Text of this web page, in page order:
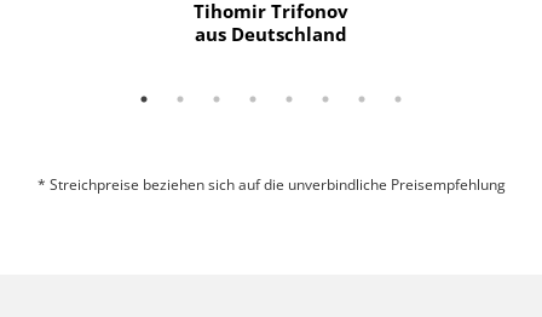
Tihomir Trifonov
aus Deutschland
* Streichpreise beziehen sich auf die unverbindliche Preisempfehlung